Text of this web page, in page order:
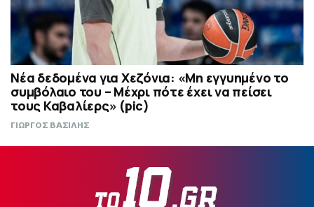
Νέα δεδομένα για Χεζόνια: «Μη εγγυημένο το
συμβόλαιο του – Μέχρι πότε έχει να πείσει
τους Καβαλίερς» (pic)
ΓΙΩΡΓΟΣ ΒΑΣΙΛΗΣ